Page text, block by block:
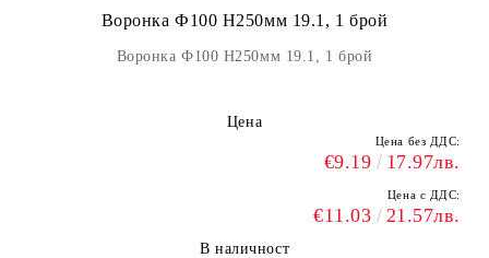
Воронка Ф100 H250мм 19.1, 1 брой
Воронка Ф100 H250мм 19.1, 1 брой
Цена
Цена без ДДС:
€9.19 17.97лв.
Цена с ДДС:
€11.03 21.57лв.
В наличност